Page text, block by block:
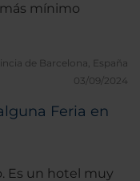
mínimo
de Barcelona, España
03/09/2024
Feria en
Es un hotel muy